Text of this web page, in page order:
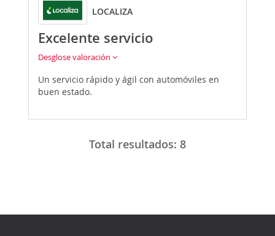
LOCALIZA
Excelente servicio
Desglose valoración
Un servicio rápido y ágil con automóviles en
buen estado.
Total resultados: 8